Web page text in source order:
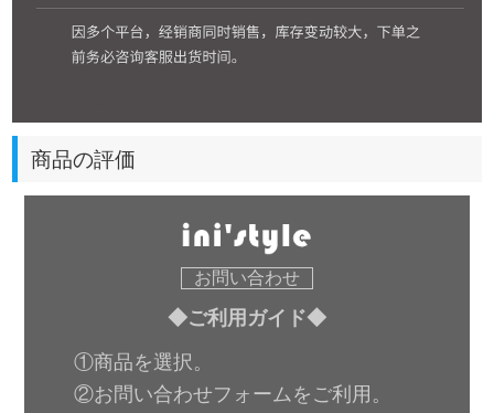
商品の評価
お問い合わせ
◆ご利用ガイド◆
①商品を選択。
②お問い合わせフォームをご利用。